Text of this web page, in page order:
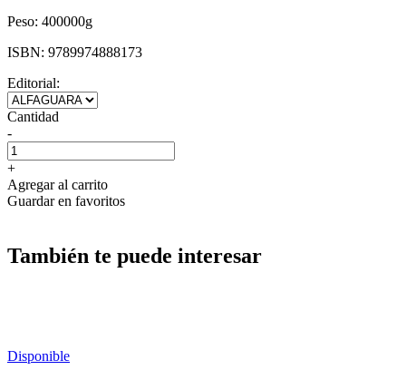
Peso: 400000g
ISBN: 9789974888173
Editorial:
Cantidad
-
+
Agregar al carrito
Guardar en favoritos
También te puede interesar
Disponible